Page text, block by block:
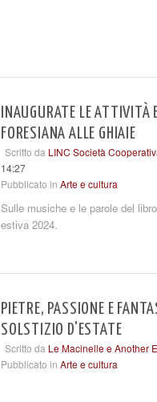
INAUGURATE LE ATTIVITÀ
FORESIANA ALLE GHIAIE
Scritto da LINC Società
14:27
Pubblicato in Arte e cultura
Sulle musiche e le parole del
estiva 2024.
PIETRE, PASSIONE E
SOLSTIZIO D'ESTATE
Scritto da Le Macinelle e Another
Pubblicato in Arte e cultura